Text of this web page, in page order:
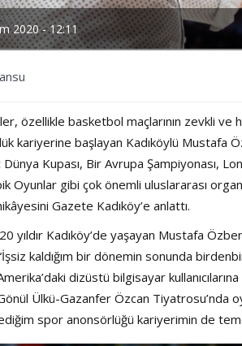
2020 - 12:11
özellikle basketbol maçlarının zevkli ve
kariyerine başlayan Kadıköylü Mustafa
Dünya Kupası, Bir Avrupa Şampiyonası,
Oyunlar gibi çok önemli uluslararası
Gazete Kadıköy’e anlattı.
yıldır Kadıköy’de yaşayan Mustafa
kaldığım bir dönemin sonunda
dizüstü bilgisayar
Ülkü-Gazanfer Özcan Tiyatrosu’nda
spor anonsörlüğü kariyerimin de